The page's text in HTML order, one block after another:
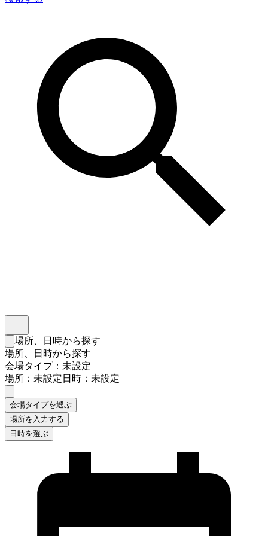
検索フォームを閉じる
場所、日時から探す
場所、日時から探す
会場タイプ：未設定
場所：未設定日時：未設定
会場タイプを選ぶ
場所を入力する
日時を選ぶ